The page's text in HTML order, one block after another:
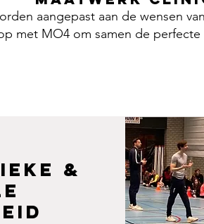
aangepast aan de wensen
met MO4 om samen de
&